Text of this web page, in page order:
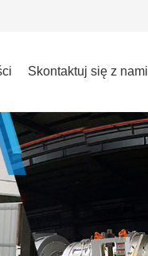
Skontaktuj się z nami